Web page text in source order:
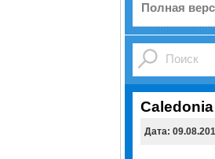
Полная
Дата: